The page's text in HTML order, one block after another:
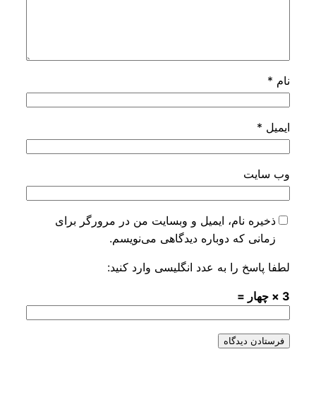
نام*
ایمیل *
وب‌ سایت
ذخیره نام، ایمیل و وبسایت من در مرورگر برای
زمانی که دوباره دیدگاهی می‌نویسم.
لطفا پاسخ را به عدد انگلیسی وارد کنید:
3 × چهار =